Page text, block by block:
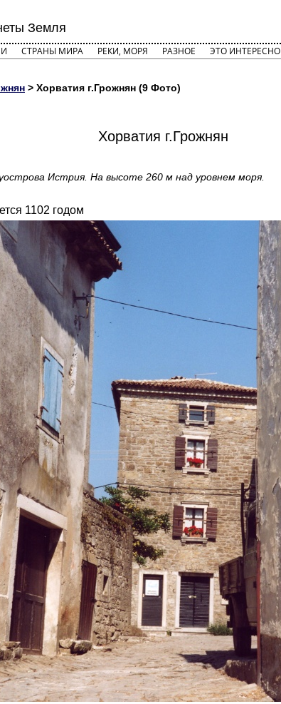
Земля
СТРАНЫ МИРА РЕКИ, МОРЯ РАЗНОЕ ЭТО ИНТЕРЕСНО
> Хорватия г.Грожнян (9 Фото)
Хорватия г.Грожнян
Истрия. На высоте 260 м над уровнем моря.
1102 годом